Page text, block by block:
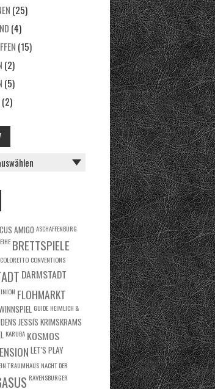
(25)
(4)
(15)
(2)
(5)
(2)
AMIGO ASCHAFFENBURG
BRETTSPIELE
COLORETTO CONVENTIONS
DARMSTADT
FLOHMARKT
GUIDE HEIMLICH &
JESSIS KRIMSKRAMS
KARUBA KOSMOS
LET'S PLAY
TRAUMHAUS NACHT DER
RAVENSBURGER